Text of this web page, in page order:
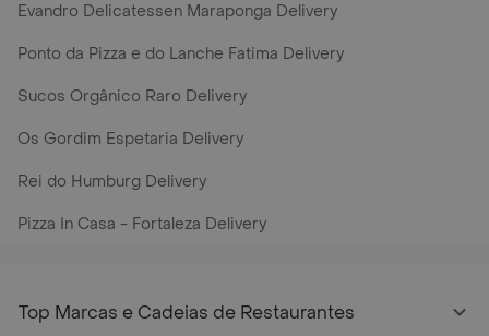
Evandro Delicatessen Maraponga Delivery
Ponto da Pizza e do Lanche Fatima Delivery
Sucos Orgânico Raro Delivery
Os Gordim Espetaria Delivery
Rei do Humburg Delivery
Pizza In Casa - Fortaleza Delivery
Top Marcas e Cadeias de Restaurantes